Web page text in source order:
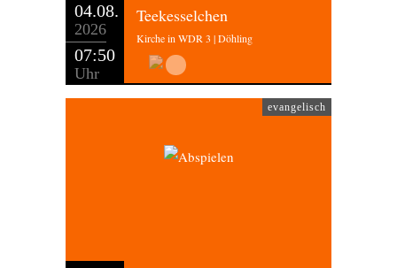
04.08.
2026
07:50
Uhr
Teekesselchen
Kirche in WDR 3 | Döhling
evangelisch